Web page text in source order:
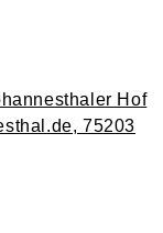
Hof
75203